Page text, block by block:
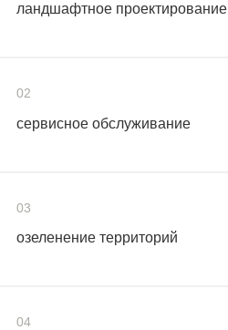
ландшафтное проектирование
02
сервисное обслуживание
03
озеленение территорий
04